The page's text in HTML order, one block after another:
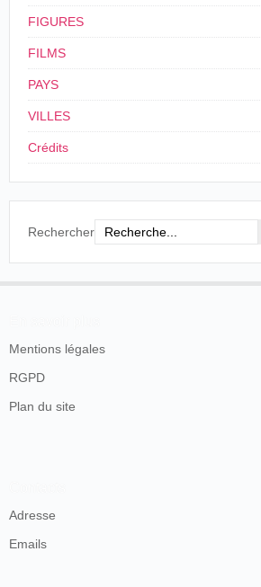
FIGURES
FILMS
PAYS
VILLES
Crédits
Rechercher
Mentions légales
RGPD
Plan du site
Adresse
Emails